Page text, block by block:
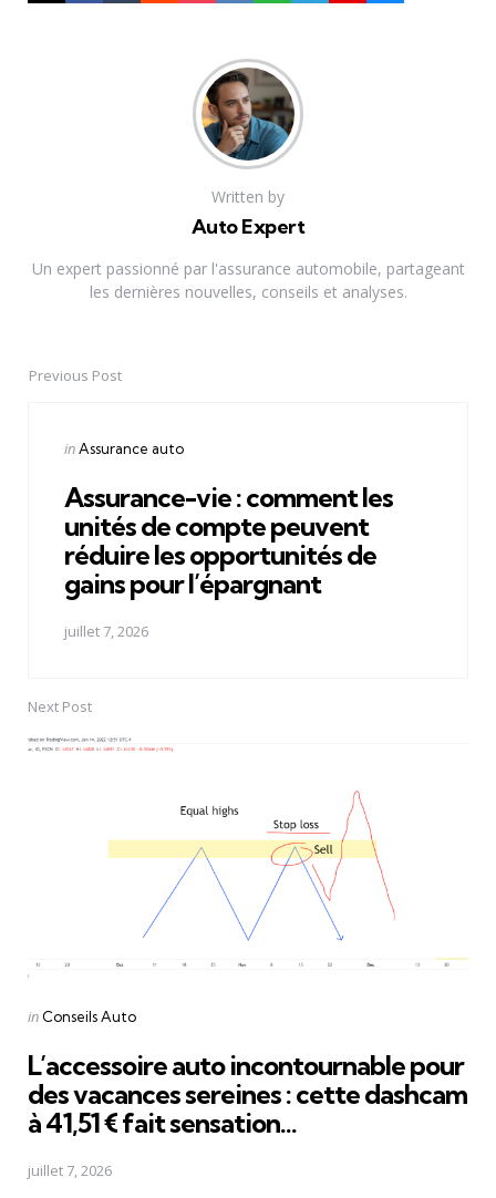
Written by
Auto Expert
Un expert passionné par l'assurance automobile, partageant
les dernières nouvelles, conseils et analyses.
PostPrevious Post
Posted
inAssurance auto
Assurance-vie : comment les
unités de compte peuvent
réduire les opportunités de
gains pour l’épargnant
juillet 7, 2026
Next Post
Posted
in Conseils Auto
L’accessoire auto incontournable pour
des vacances sereines : cette dashcam
à 41,51 € fait sensation...
juillet 7, 2026